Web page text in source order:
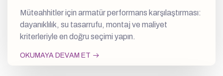
Müteahhitler için armatür performans karşılaştırması:
dayanıklılık, su tasarrufu, montaj ve maliyet
kriterleriyle en doğru seçimi yapın.
OKUMAYA DEVAM ET